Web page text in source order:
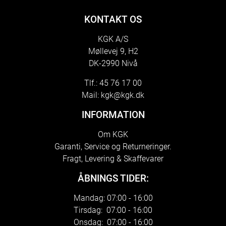
KONTAKT OS
KGK A/S
Møllevej 9, H2
DK-2990 Nivå
Tlf.: 45 76 17 00
Mail: kgk@kgk.dk
INFORMATION
Om KGK
Garanti, Service og Returneringer.
Fragt, Levering & Skaffevarer
ÅBNINGS TIDER:
Mandag: 07:00 - 16:00
Tirsdag: 07:00 - 16:00
Onsdag: 07:00 - 16:00